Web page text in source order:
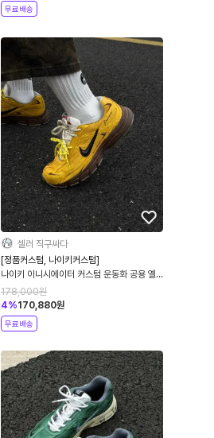
무료배송
셀러 직구싸다
[정품커스텀, 나이키커스텀]
나이키 이니시에이터 커스텀 운동화 공용 옐
로우 IO7609-101
178,000원
4%170,880원
무료배송